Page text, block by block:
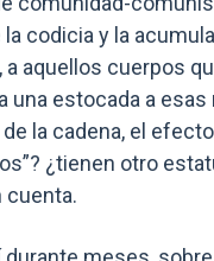
codicia y la
aquellos cuerpos
una estocada a
la cadena, el
¿tienen otro
cuenta.